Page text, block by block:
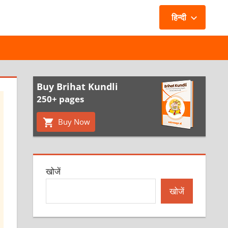
हिन्दी
Buy Brihat Kundli
250+ pages
Buy Now
खोजें
खोजें